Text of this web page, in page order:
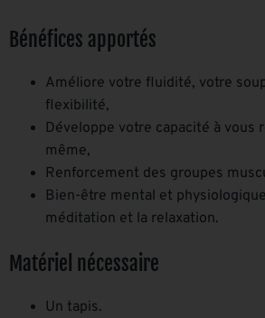
Bénéfices apportés
Améliore votre fluidité, votre
flexibilité,
Développe votre capacité à vous
même,
Renforcement des groupes
Bien-être mental et
méditation et la relaxation.
Matériel nécessaire
Un tapis.